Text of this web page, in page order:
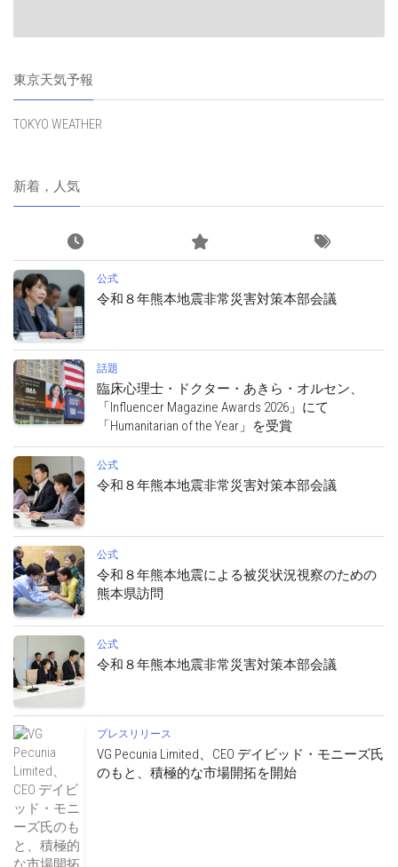
東京天気予報
TOKYO WEATHER
新着，人気
公式
令和８年熊本地震非常災害対策本部会議
話題
臨床心理士・ドクター・あきら・オルセン、
「Influencer Magazine Awards 2026」にて
「Humanitarian of the Year」を受賞
公式
令和８年熊本地震非常災害対策本部会議
公式
令和８年熊本地震による被災状況視察のための
熊本県訪問
公式
令和８年熊本地震非常災害対策本部会議
プレスリリース
VG Pecunia Limited、CEO デイビッド・モニーズ氏
のもと、積極的な市場開拓を開始